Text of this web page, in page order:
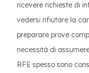
ricevere richieste di
vedersi rifiutare la
preparare prove
necessità di
RFE spesso sono